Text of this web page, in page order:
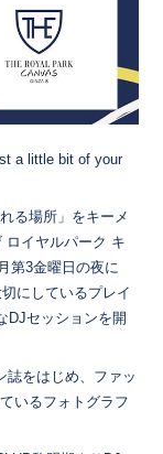
a little bit of your
る場所」をキーメ
ロイヤルパーク キ
第3金曜日の夜に
にしているプレイ
DJセッションを開
誌をはじめ、ファッ
いるフォトグラフ